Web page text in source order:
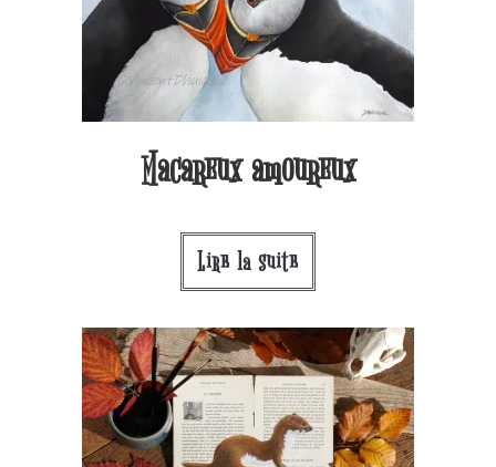
Macareux amoureux
Lire la suite